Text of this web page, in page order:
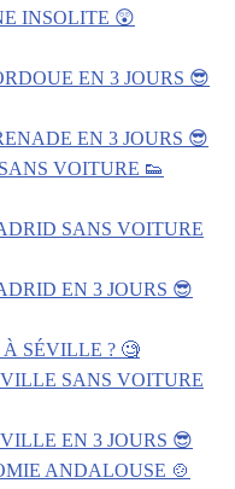
INSOLITE 😲
EN 3 JOURS 😎
EN 3 JOURS 😎
VOITURE 👟
SANS VOITURE
EN 3 JOURS 😎
SÉVILLE ? 🧐
SANS VOITURE
EN 3 JOURS 😎
ANDALOUSE 🍲